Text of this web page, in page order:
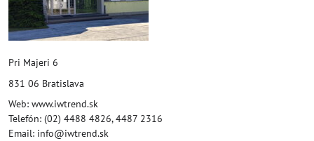
Pri Majeri 6
831 06 Bratislava
Web: www.iwtrend.sk
Telefón: (02) 4488 4826, 4487 2316
Email: info@iwtrend.sk